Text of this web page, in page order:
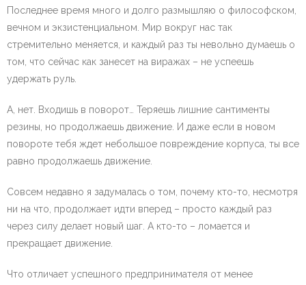
Последнее время много и долго размышляю о философском,
вечном и экзистенциальном. Мир вокруг нас так
стремительно меняется, и каждый раз ты невольно думаешь о
том, что сейчас как занесет на виражах – не успеешь
удержать руль.
А, нет. Входишь в поворот… Теряешь лишние сантименты
резины, но продолжаешь движение. И даже если в новом
повороте тебя ждет небольшое повреждение корпуса, ты все
равно продолжаешь движение.
Совсем недавно я задумалась о том, почему кто-то, несмотря
ни на что, продолжает идти вперед – просто каждый раз
через силу делает новый шаг. А кто-то – ломается и
прекращает движение.
Что отличает успешного предпринимателя от менее